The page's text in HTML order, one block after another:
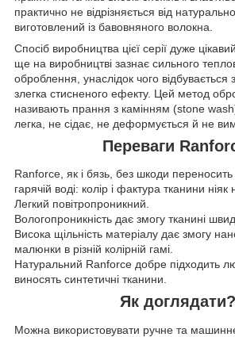
практично не відрізняється від
виготовлений із бавовняного волокна.
Спосіб виробництва цієї серії дуже
ще на виробництві зазнає сильного
оброблення, унаслідок чого відбувається
злегка стисненого ефекту. Цей метод
називають прання з камінням (stone
легка, не сідає, не деформується й не
Переваги
Ranforce, як і бязь, без шкоди переносить
гарячій воді: колір і фактура тканини
Легкий повітропроникний.
Вологопроникність дає змогу тканині
Висока щільність матеріалу дає змогу
малюнки в різній колірній гамі.
Натуральний Ranforce добре підходить
виносять синтетичні тканини.
Як доглядати?
Можна використовувати ручне та